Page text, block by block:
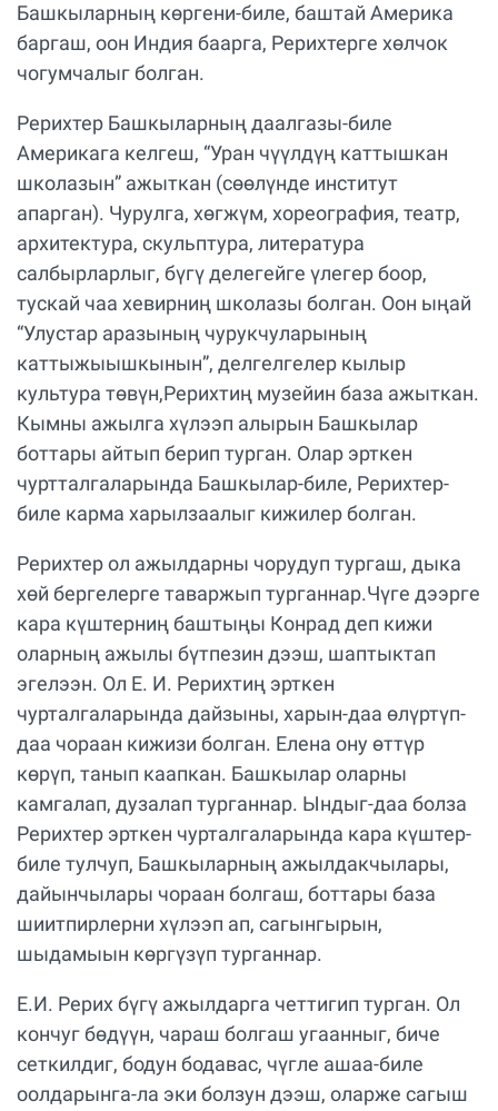
Башкыларның көргени-биле, баштай Америка
баргаш, оон Индия баарга, Рерихтерге хөлчок
чогумчалыг болган.
Рерихтер Башкыларның даалгазы-биле
Америкага келгеш, “Уран чүүлдүң каттышкан
школазын” ажыткан (сөөлүнде институт
апарган). Чурулга, хөгжүм, хореография, театр,
архитектура, скульптура, литература
салбырларлыг, бүгү делегейге үлегер боор,
тускай чаа хевирниң школазы болган. Оон ыңай
“Улустар аразының чурукчуларының
каттыжыышкынын”, делгелгелер кылыр
культура төвүн,Рерихтиң музейин база ажыткан.
Кымны ажылга хүлээп алырын Башкылар
боттары айтып берип турган. Олар эрткен
чуртталгаларында Башкылар-биле, Рерихтер-
биле карма харылзаалыг кижилер болган.
Рерихтер ол ажылдарны чорудуп тургаш, дыка
хөй бергелерге таваржып турганнар.Чүге дээрге
кара күштерниң баштыңы Конрад деп кижи
оларның ажылы бүтпезин дээш, шаптыктап
эгелээн. Ол Е. И. Рерихтиң эрткен
чурталгаларында дайзыны, харын-даа өлүртүп-
даа чораан кижизи болган. Елена ону өттүр
көрүп, танып каапкан. Башкылар оларны
камгалап, дузалап турганнар. Ындыг-даа болза
Рерихтер эрткен чурталгаларында кара күштер-
биле тулчуп, Башкыларның ажылдакчылары,
дайынчылары чораан болгаш, боттары база
шиитпирлерни хүлээп ап, сагынгырын,
шыдамыын көргүзүп турганнар.
Е.И. Рерих бүгү ажылдарга четтигип турган. Ол
кончуг бөдүүн, чараш болгаш угаанныг, биче
сеткилдиг, бодун бодавас, чүгле ашаа-биле
оолдарынга-ла эки болзун дээш, оларже сагыш